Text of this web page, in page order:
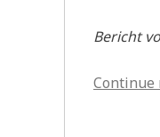
Bericht
Continue